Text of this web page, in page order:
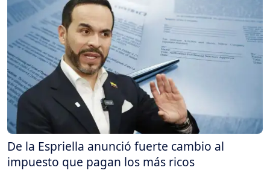
De la Espriella anunció fuerte cambio al
impuesto que pagan los más ricos